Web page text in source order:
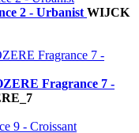
2 - UrbanistWIJCK
Fragrance 7 -